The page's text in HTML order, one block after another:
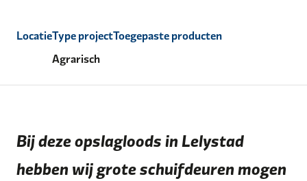
LocatieType project
Agrarisch
Toegepaste producten
Bij deze opslagloods in Lelystad
hebben wij grote schuifdeuren mogen